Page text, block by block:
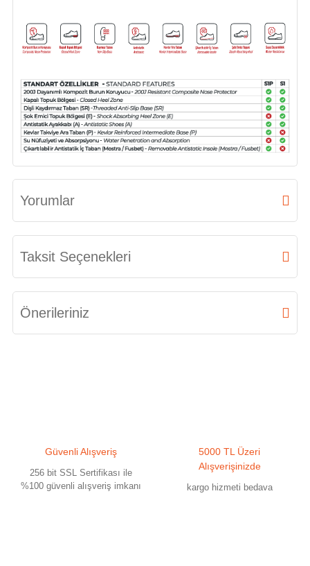
Yorumlar
Bu ürüne ilk yorumu siz yapın!
Taksit Seçenekleri
Önerileriniz
Ürün açıklamasında eksik bilgiler bulunuyor.
Ürün bilgilerinde hatalar bulunuyor.
Güvenli Alışveriş
256 bit SSL Sertifikası ile
%100 güvenli alışveriş imkanı
5000 TL Üzeri
Alışverişinizde
kargo hizmeti bedava